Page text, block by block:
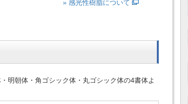
» 感光性樹脂について
明朝体・角ゴシック体・丸ゴシック体の4書体よ